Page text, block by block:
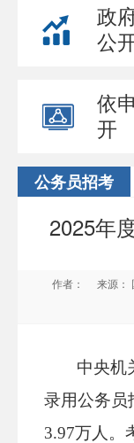
政
公
依
开
公务员招考
2025年
作者： 来源：
中央机
录用公务员
3.97万人。